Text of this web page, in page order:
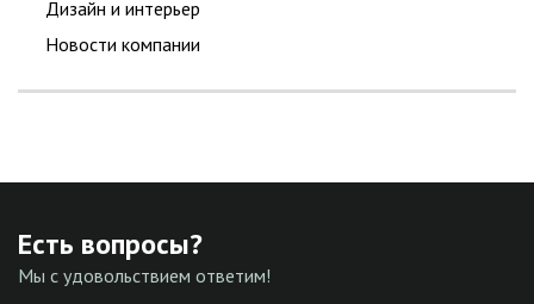
Дизайн и интерьер
Новости компании
Есть вопросы?
Мы с удовольствием ответим!